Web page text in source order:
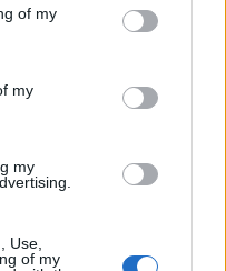
of my
my
my
Use,
of my
w leczniu
wykazują działanie
Idąc tym tropem,
postanowili
oddziałuje na
badania